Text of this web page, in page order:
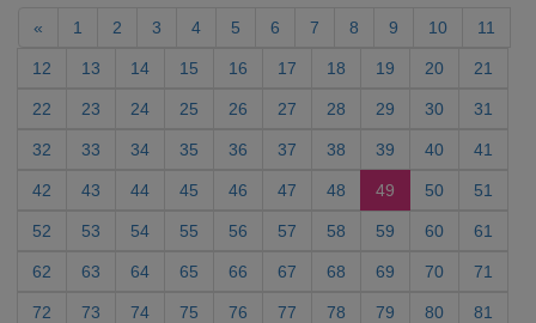
«
1 2 3 4 5 6 7 8 9 10 11
12 13 14 15 16 17 18 19 20 21
22 23 24 25 26 27 28 29 30 31
32 33 34 35 36 37 38 39 40 41
42 43 44 45 46 47 48 49 50 51
52 53 54 55 56 57 58 59 60 61
62 63 64 65 66 67 68 69 70 71
72 73 74 75 76 77 78 79 80 81